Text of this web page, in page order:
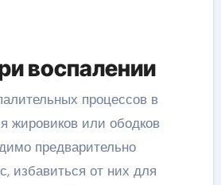
воспалении
процессов в
жировиков или ободков
предварительно
избавиться от них для